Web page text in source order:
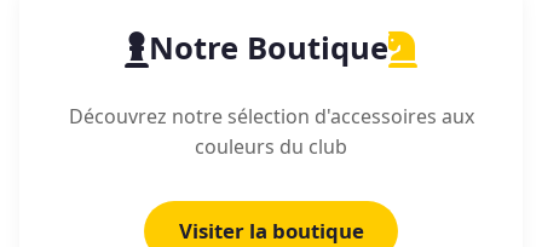
Notre Boutique
Découvrez notre sélection d'accessoires aux
couleurs du club
Visiter la boutique